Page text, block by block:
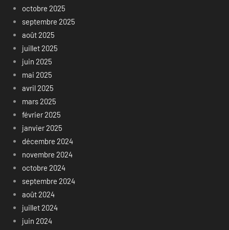
octobre 2025
septembre 2025
août 2025
juillet 2025
juin 2025
mai 2025
avril 2025
mars 2025
février 2025
janvier 2025
décembre 2024
novembre 2024
octobre 2024
septembre 2024
août 2024
juillet 2024
juin 2024